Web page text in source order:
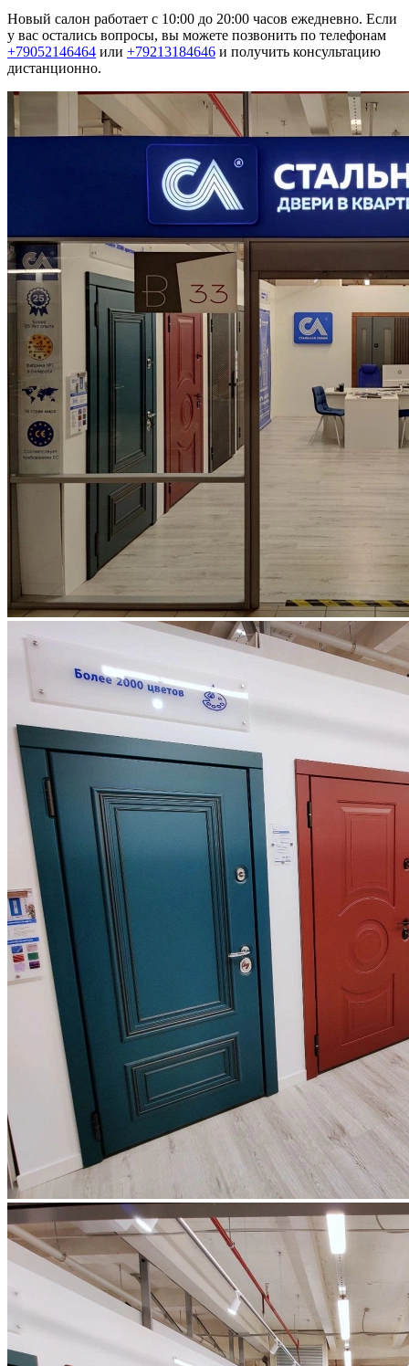
Новый салон работает с 10:00 до 20:00 часов ежедневно. Если
у вас остались вопросы, вы можете позвонить по телефонам
+79052146464 или +79213184646 и получить консультацию
дистанционно.